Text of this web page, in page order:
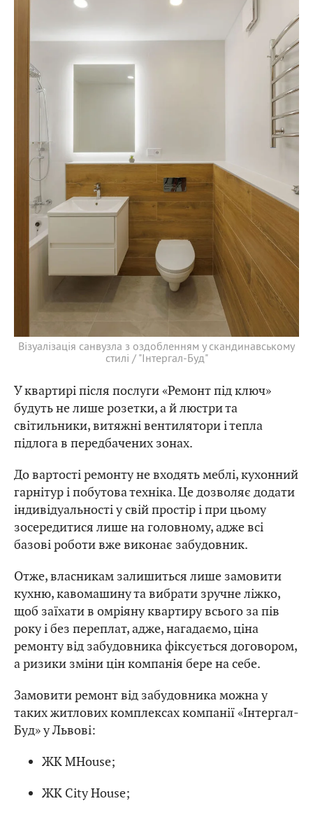
Візуалізація санвузла з оздобленням у скандинавському
стилі / "Інтергал-Буд"
У квартирі після послуги «Ремонт під ключ»
будуть не лише розетки, а й люстри та
світильники, витяжні вентилятори і тепла
підлога в передбачених зонах.
До вартості ремонту не входять меблі, кухонний
гарнітур і побутова техніка. Це дозволяє додати
індивідуальності у свій простір і при цьому
зосередитися лише на головному, адже всі
базові роботи вже виконає забудовник.
Отже, власникам залишиться лише замовити
кухню, кавомашину та вибрати зручне ліжко,
щоб заїхати в омріяну квартиру всього за пів
року і без переплат, адже, нагадаємо, ціна
ремонту від забудовника фіксується договором,
а ризики зміни цін компанія бере на себе.
Замовити ремонт від забудовника можна у
таких житлових комплексах компанії «Інтергал-
Буд» у Львові:
ЖК MHouse;
ЖК City House;